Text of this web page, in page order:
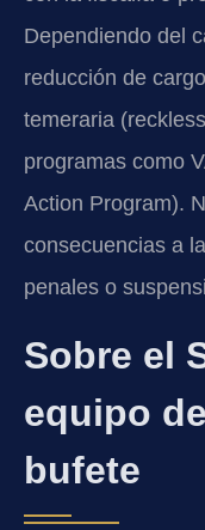
Dependiendo del
reducción de
temeraria
programas como
Action Program).
consecuencias a
penales o
Sobre el
equipo
bufete